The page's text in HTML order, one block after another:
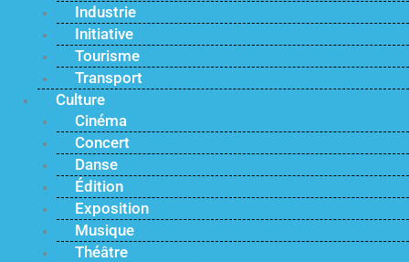
Industrie
Initiative
Tourisme
Transport
Culture
Cinéma
Concert
Danse
Édition
Exposition
Musique
Théâtre